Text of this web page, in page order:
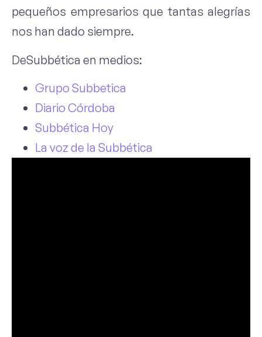
pequeños empresarios que tantas alegrías
nos han dado siempre.
DeSubbética en medios:
Grupo Subbetica
Diario Córdoba
Subbética Hoy
La voz de la Subbética